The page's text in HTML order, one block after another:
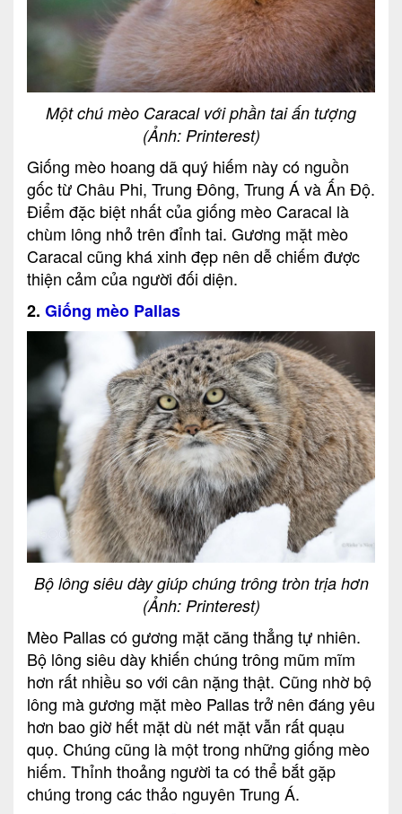
Một chú mèo Caracal với phần tai ấn tượng
(Ảnh: Printerest)
Giống mèo hoang dã quý hiếm này có nguồn
gốc từ Châu Phi, Trung Đông, Trung Á và Ấn Độ.
Điểm đặc biệt nhất của giống mèo Caracal là
chùm lông nhỏ trên đỉnh tai. Gương mặt mèo
Caracal cũng khá xinh đẹp nên dễ chiếm được
thiện cảm của người đối diện.
2. Giống mèo Pallas
Bộ lông siêu dày giúp chúng trông tròn trịa hơn
(Ảnh: Printerest)
Mèo Pallas có gương mặt căng thẳng tự nhiên.
Bộ lông siêu dày khiến chúng trông mũm mĩm
hơn rất nhiều so với cân nặng thật. Cũng nhờ bộ
lông mà gương mặt mèo Pallas trở nên đáng yêu
hơn bao giờ hết mặt dù nét mặt vẫn rất quạu
quọ. Chúng cũng là một trong những giống mèo
hiếm. Thỉnh thoảng người ta có thể bắt gặp
chúng trong các thảo nguyên Trung Á.